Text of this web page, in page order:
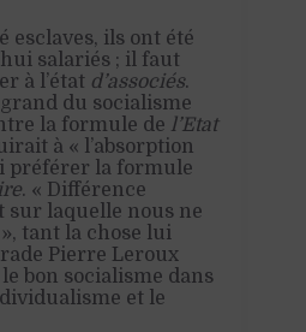
esclaves, ils ont été
salariés ; il faut
à l’état d’associés.
du socialisme
la formule de l’Etat
à « l’absorption
préférer la formule
. « Différence
sur laquelle nous ne
tant la chose lui
Pierre Leroux
bon socialisme dans
et le